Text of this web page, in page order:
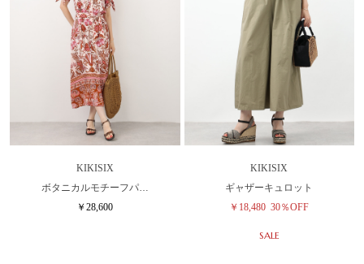
KIKISIX
ボタニカルモチーフパ…
￥28,600
KIKISIX
ギャザーキュロット
￥18,480 30％OFF
SALE